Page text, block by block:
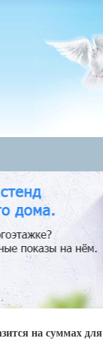
на суммах для